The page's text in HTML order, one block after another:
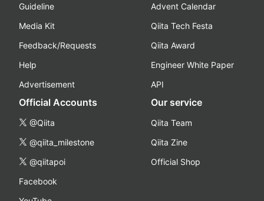
Guideline
Media Kit
Feedback/Requests
Help
Advertisement
Advent Calendar
Qiita Tech Festa
Qiita Award
Engineer White Paper
API
Official Accounts
@Qiita
@qiita_milestone
@qiitapoi
Facebook
Our service
Qiita Team
Qiita Zine
Official Shop